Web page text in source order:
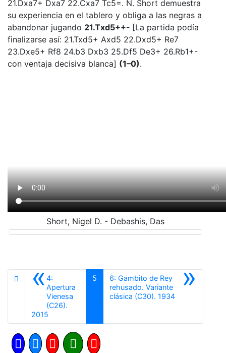
21.Dxa7+ Dxa7 22.Cxa7 Tc5=. N. Short demuestra
su experiencia en el tablero y obliga a las negras a
abandonar jugando 21.Txd5++- [La partida podía
finalizarse así: 21.Txd5+ Axd5 22.Dxd5+ Re7
23.Dxe5+ Rf8 24.b3 Dxb3 25.Df5 De3+ 26.Rb1+-
con ventaja decisiva blanca] (1–0).
Short, Nigel D. - Debashis, Das
«4:
Apertura
Vienesa
(C26).
2015
5 »
6: Gambito de Rey
rehusado. Variante
clásica (C30). 1934Siguiente